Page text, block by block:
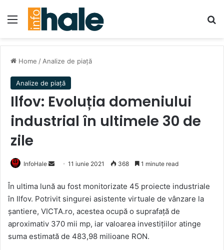
Menu
Home / Analize de piață
Analize de piață
Ilfov: Evoluția domeniului
industrial în ultimele 30 de
zile
InfoHale
Send
email
11 iunie 2021 368 1 minute read
În ultima lună au fost monitorizate 45 proiecte industriale
în Ilfov. Potrivit singurei asistente virtuale de vânzare la
șantiere, VICTA.ro, acestea ocupă o suprafață de
aproximativ 370 mii mp, iar valoarea investițiilor atinge
suma estimată de 483,98 milioane RON.